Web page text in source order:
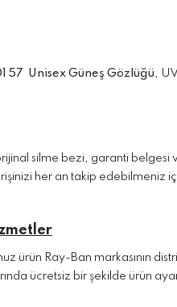
57 Unisex Güneş Gözlüğü,
orijinal silme bezi, garanti
her an takip edebilmeniz
ürün Ray-Ban markasının
ücretsiz bir şekilde ürün